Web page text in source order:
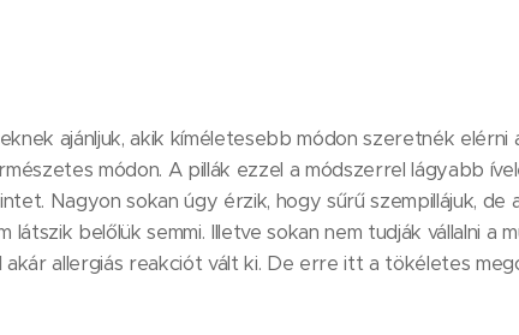
ajánljuk, akik kíméletesebb módon szeretnék elérni
módon. A pillák ezzel a módszerrel lágyabb
Nagyon sokan úgy érzik, hogy sűrű szempillájuk, de
belőlük semmi. Illetve sokan nem tudják vállalni a
allergiás reakciót vált ki. De erre itt a tökéletes